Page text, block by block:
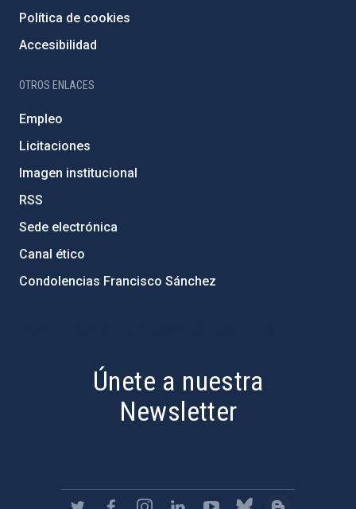
Política de cookies
Accesibilidad
OTROS ENLACES
Empleo
Licitaciones
Imagen institucional
RSS
Sede electrónica
Canal ético
Condolencias Francisco Sánchez
Únete a nuestra
Newsletter